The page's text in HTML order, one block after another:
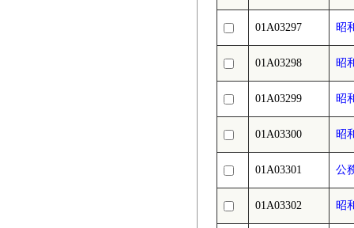
01A03297 昭
01A03298 昭
01A03299 昭
01A03300 昭
01A03301 公
01A03302 昭